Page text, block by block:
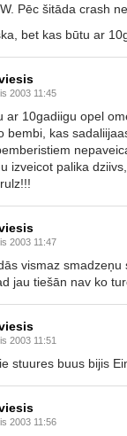
Pēc šitāda crash
bet kas būtu ar
2003 11:45
ar 10gadiigu opel
bembi, kas
izveicot palika
2003 11:47
vismaz
jau tiešān nav ko
2003 11:51
stuures buus bijis
2003 11:56